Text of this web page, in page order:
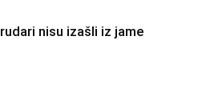
nisu izašli iz jame